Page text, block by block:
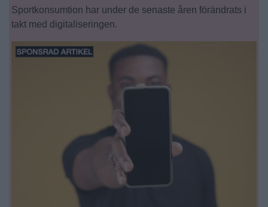
Sportkonsumtion har under de senaste åren förändrats i
takt med digitaliseringen.